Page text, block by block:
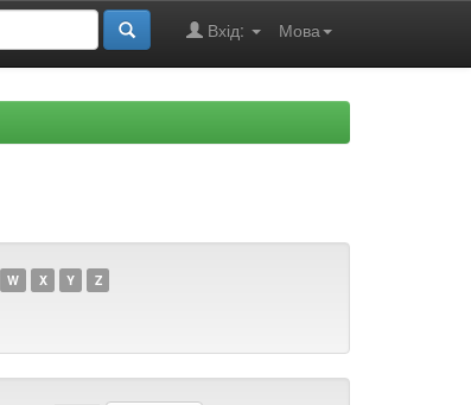
Мова
Вхід:
W X Y Z